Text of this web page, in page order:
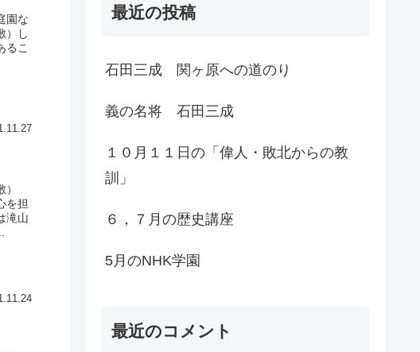
園な
）し
るこ
を担
滝山
最近の投稿
石田三成 関ヶ原への道のり
義の名将 石田三成
１０月１１日の「偉人・敗北からの教
訓」
６，７月の歴史講座
5月のNHK学園
最近のコメント